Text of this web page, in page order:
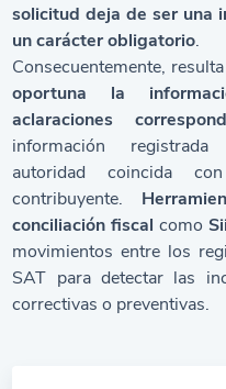
solicitud deja de ser una
un carácter obligatorio.
Consecuentemente,
oportuna la
aclaraciones
información
autoridad coincida
contribuyente.
conciliación fiscal como
movimientos entre los
SAT para detectar las
correctivas o preventivas.